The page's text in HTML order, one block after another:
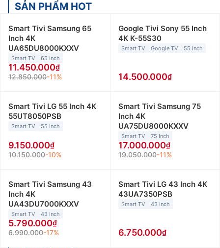
SẢN PHẨM HOT
Smart Tivi Samsung 65
Inch 4K
UA65DU8000KXXV
Smart TV 65 Inch
11.450.000
12.850.000-11%
Google Tivi Sony 55 Inch
4K K-55S30
Smart TV Google TV 55 Inch
14.500.000
Smart Tivi LG 55 Inch 4K
55UT8050PSB
Smart TV 55 Inch
9.150.000
10.150.000-10%
Smart Tivi Samsung 75
Inch 4K
UA75DU8000KXXV
Smart TV 75 Inch
17.000.000
19.050.000-11%
Smart Tivi Samsung 43
Inch 4K
UA43DU7000KXXV
Smart TV 43 Inch
5.790.000
6.990.000-17%
Smart Tivi LG 43 Inch 4K
43UA7350PSB
Smart TV 43 Inch
6.750.000